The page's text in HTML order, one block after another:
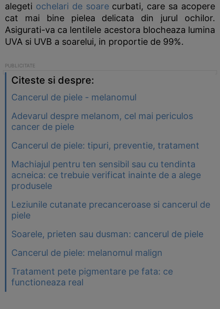
alegeti ochelari de soarecurbati, care sa acopere
cat mai bine pielea delicata din jurul ochilor.
Asigurati-va ca lentilele acestora blocheaza lumina
UVA si UVB a soarelui, in proportie de 99%.
Citeste si despre:
Cancerul de piele - melanomul
Adevarul despre melanom, cel mai periculos
cancer de piele
Cancerul de piele: tipuri, preventie, tratament
Machiajul pentru ten sensibil sau cu tendinta
acneica: ce trebuie verificat inainte de a alege
produsele
Leziunile cutanate precanceroase si cancerul de
piele
Soarele, prieten sau dusman: cancerul de piele
Cancerul de piele: melanomul malign
Tratament pete pigmentare pe fata: ce
functioneaza real